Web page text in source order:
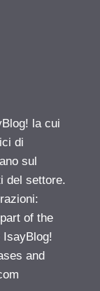
la cui
di
sul
del settore.
of the
IsayBlog!
and